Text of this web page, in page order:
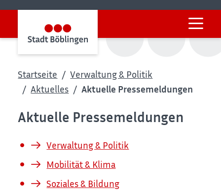
Startseite
Verwaltung & Politik
Aktuelles
Aktuelle Pressemeldungen
Aktuelle Pressemeldungen
Verwaltung & Politik
Mobilität & Klima
Soziales & Bildung